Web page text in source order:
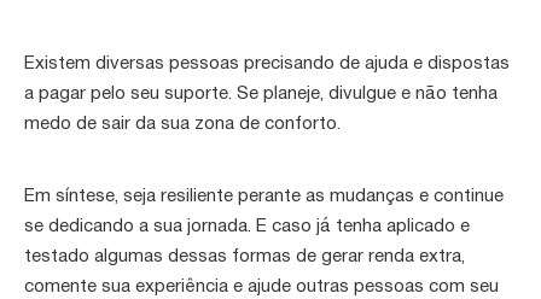
Existem diversas pessoas precisando de ajuda e dispostas
a pagar pelo seu suporte. Se planeje, divulgue e não tenha
medo de sair da sua zona de conforto.
Em síntese, seja resiliente perante as mudanças e continue
se dedicando a sua jornada. E caso já tenha aplicado e
testado algumas dessas formas de gerar renda extra,
comente sua experiência e ajude outras pessoas com seu